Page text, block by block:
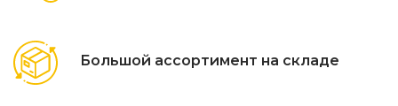
Большой ассортимент на складе